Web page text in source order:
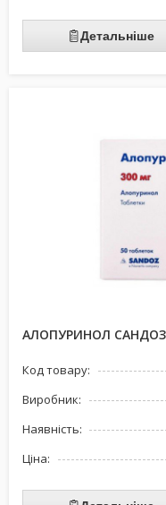
Детальніше
АЛОПУРИНОЛ
Код товару:
Виробник:
Наявність:
Ціна: